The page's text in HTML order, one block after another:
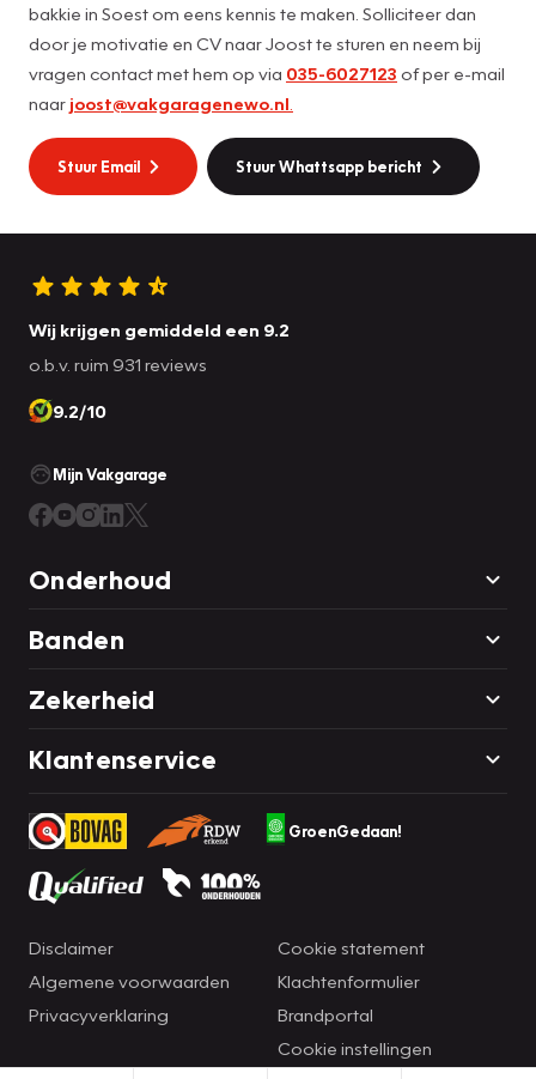
bakkie in Soest om eens kennis te maken. Solliciteer dan
door je motivatie en CV naar Joost te sturen en neem bij
vragen contact met hem op via 035-6027123 of per e-mail
naar joost@vakgaragenewo.nl
Stuur Email Stuur Whattsapp bericht
Wij krijgen gemiddeld een 9.2
o.b.v. ruim 931 reviews
9.2/10
Mijn Vakgarage
Onderhoud
Banden
Zekerheid
Klantenservice
GroenGedaan!
Disclaimer
Algemene voorwaarden
Privacyverklaring
Cookie statement
Klachtenformulier
Brandportal
Cookie instellingen